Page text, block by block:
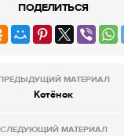
ПОДЕЛИТЬСЯ
МАТЕРИАЛ
Котёнок
СЛЕДУЮЩИЙ МАТЕРИАЛ